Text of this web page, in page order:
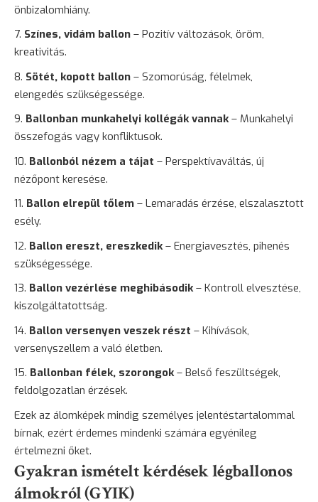
önbizalomhiány.
Színes, vidám ballon – Pozitív változások, öröm,
kreativitás.
Sötét, kopott ballon – Szomorúság, félelmek,
elengedés szükségessége.
Ballonban munkahelyi kollégák vannak– Munkahelyi
összefogás vagy konfliktusok.
Ballonból nézem a tájat – Perspektívaváltás, új
nézőpont keresése.
Ballon elrepül tőlem – Lemaradás érzése, elszalasztott
esély.
Ballon ereszt, ereszkedik– Energiavesztés, pihenés
szükségessége.
Ballon vezérlése meghibásodik– Kontroll elvesztése,
kiszolgáltatottság.
Ballon versenyen veszek részt – Kihívások,
versenyszellem a való életben.
Ballonban félek, szorongok– Belső feszültségek,
feldolgozatlan érzések.
Ezek az álomképek mindig személyes jelentéstartalommal
bírnak, ezért érdemes mindenki számára egyénileg
értelmezni őket.
Gyakran ismételt kérdések légballonos
álmokról (GYIK)